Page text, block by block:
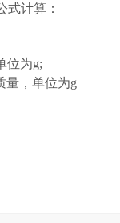
式计算：
位为g;
量，单位为g